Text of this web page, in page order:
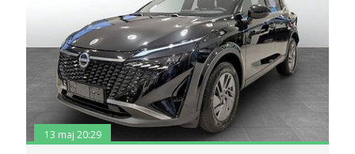
13 maj 20:29